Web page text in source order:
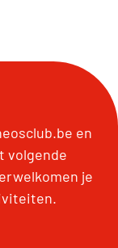
en
volgende
je